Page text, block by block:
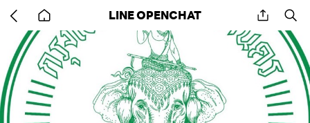
back
to
home
LINE OPENCHAT share